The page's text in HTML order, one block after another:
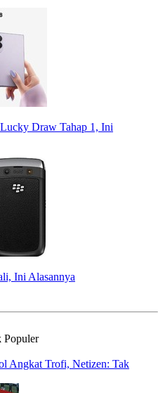
Draw Tahap 1, Ini
Ini Alasannya
Populer
Angkat Trofi, Netizen: Tak